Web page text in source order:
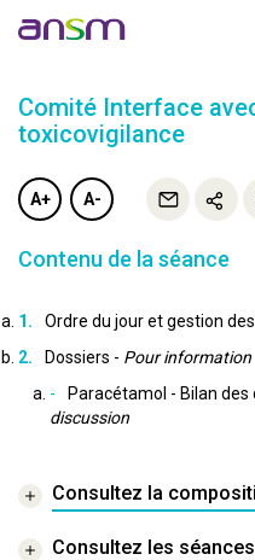
Comité Interface
toxicovigilance
A+ A-
Contenu de la séance
Ordre du jour et gestion
Dossiers - Pour information
Paracétamol - Bilan des
discussion
Consultez la
Consultez les